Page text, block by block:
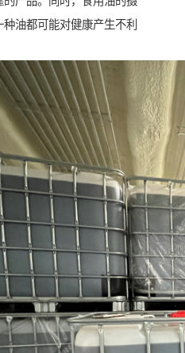
油都可能对健康产生不利